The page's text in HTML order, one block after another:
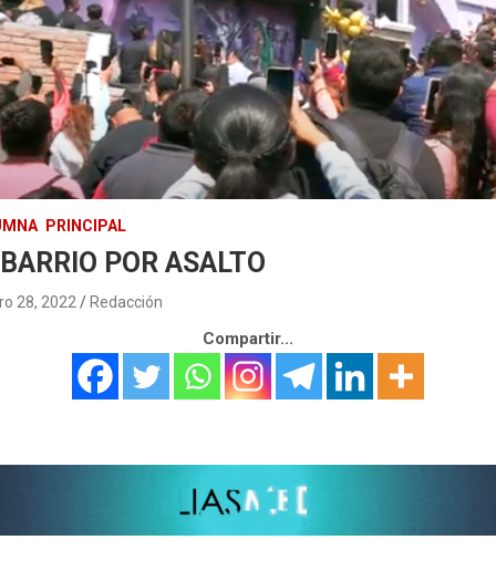
PRINCIPAL
POR ASALTO
28, 2022 Redacción
Compartir...